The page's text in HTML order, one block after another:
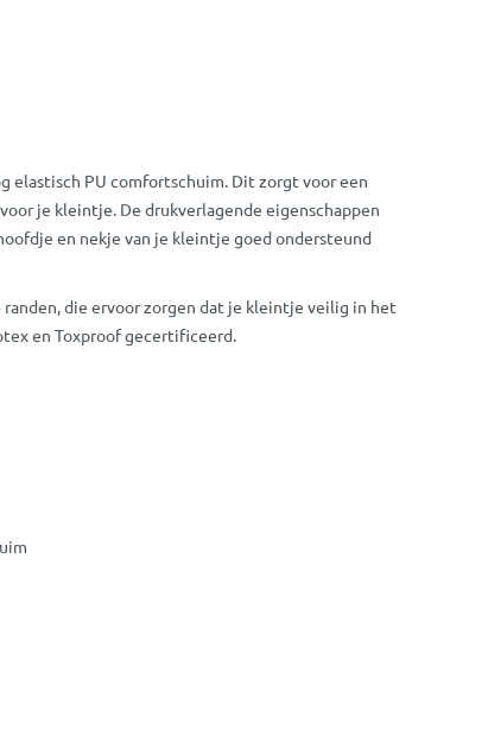
elastisch PU comfortschuim. Dit zorgt voor een
je kleintje. De drukverlagende eigenschappen
en nekje van je kleintje goed ondersteund
die ervoor zorgen dat je kleintje veilig in het
en Toxproof gecertificeerd.